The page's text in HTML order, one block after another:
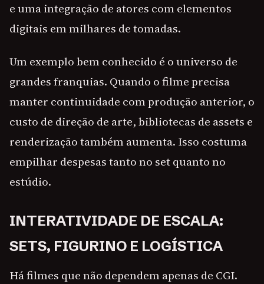
e uma integração de atores com elementos
digitais em milhares de tomadas.
Um exemplo bem conhecido é o universo de
grandes franquias. Quando o filme precisa
manter continuidade com produção anterior, o
custo de direção de arte, bibliotecas de assets e
renderização também aumenta. Isso costuma
empilhar despesas tanto no set quanto no
estúdio.
INTERATIVIDADE DE ESCALA:
SETS, FIGURINO E LOGÍSTICA
Há filmes que não dependem apenas de CGI.